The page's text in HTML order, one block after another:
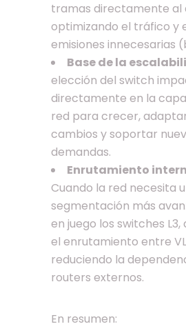
tramas directamente al
optimizando el tráfico y
emisiones innecesarias
Base de la
elección del switch
directamente en la
red para crecer,
cambios y soportar
demandas.
Enrutamiento
Cuando la red necesita
segmentación más
en juego los switches L3,
el enrutamiento entre
reduciendo la
routers externos.
En resumen: